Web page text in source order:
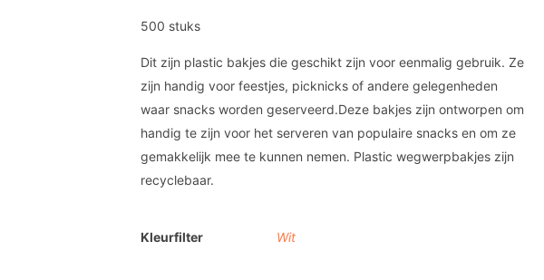
500 stuks
Dit zijn plastic bakjes die geschikt zijn voor eenmalig gebruik. Ze
zijn handig voor feestjes, picknicks of andere gelegenheden
waar snacks worden geserveerd.Deze bakjes zijn ontworpen om
handig te zijn voor het serveren van populaire snacks en om ze
gemakkelijk mee te kunnen nemen. Plastic wegwerpbakjes zijn
recyclebaar.
Kleurfilter Wit